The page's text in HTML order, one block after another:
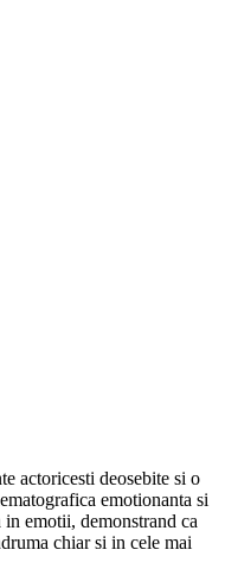
actoricesti deosebite si o
emotionanta si
emotii, demonstrand ca
chiar si in cele mai